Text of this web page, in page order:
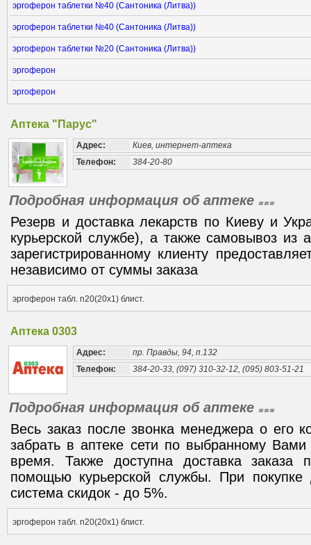
эргоферон таблетки №40 (Сантоника (Литва))
эргоферон таблетки №40 (Сантоника (Литва))
эргоферон таблетки №20 (Сантоника (Литва))
эргоферон
эргоферон
Аптека "Парус"
Адрес:
Киев, интернет-аптека
Телефон:
384-20-80
Подробная информация об аптеке
Резерв и доставка лекарств по Киеву и
курьерской службе), а также самовывоз из
зарегистрированному клиенту
независимо от суммы заказа
эргоферон табл. n20(20х1) блист.
Аптека 0303
Адрес:
пр. Правды, 94, п.132
Телефон:
384-20-33, (097) 310-32-12, (095) 803-51-21
Подробная информация об аптеке
Весь заказ после звонка менеджера о его
забрать в аптеке сети по выбранному
время. Также доступна доставка
помощью курьерской службы. При покупке
система скидок - до 5%.
эргоферон табл. n20(20х1) блист.